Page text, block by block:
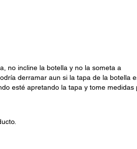
no incline la botella y no la someta a
derramar aun si la tapa de la botella
esté apretando la tapa y tome medidas